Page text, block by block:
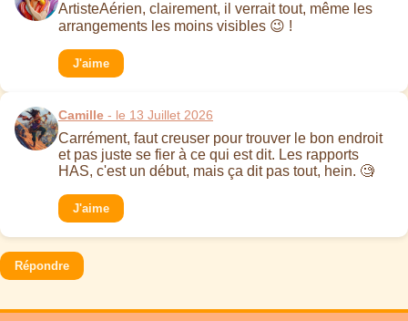
ArtisteAérien, clairement, il verrait tout, même les
arrangements les moins visibles 😉 !
J'aime
Camille - le 13 Juillet 2026
Carrément, faut creuser pour trouver le bon endroit
et pas juste se fier à ce qui est dit. Les rapports
HAS, c'est un début, mais ça dit pas tout, hein. 🧐
J'aime
Répondre